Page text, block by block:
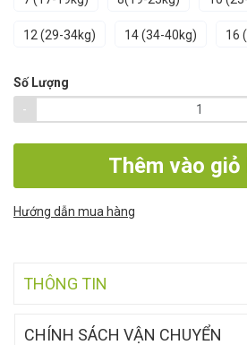
12 (29-34kg) 14 (34-40kg) 16
Số Lượng
-
Thêm vào giỏ
Hướng dẫn mua hàng
THÔNG TIN
CHÍNH SÁCH VẬN CHUYỂN